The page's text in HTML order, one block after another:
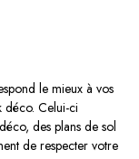
le mieux à vos
déco. Celui-ci
des plans de sol
de respecter votre